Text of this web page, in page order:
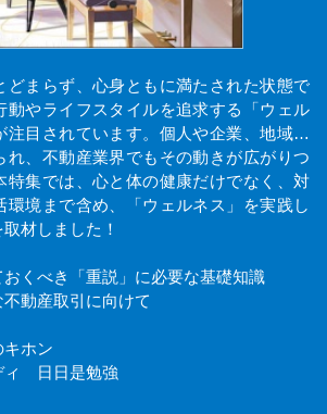
どまらず、心身ともに満たされた状態で
動やライフスタイルを追求する「ウェル
注目されています。個人や企業、地域…
れ、不動産業界でもその動きが広がりつ
特集では、心と体の健康だけでなく、対
環境まで含め、「ウェルネス」を実践し
材しました！
おくべき「重説」に必要な基礎知識
不動産取引に向けて
キホン
ィ 日日是勉強